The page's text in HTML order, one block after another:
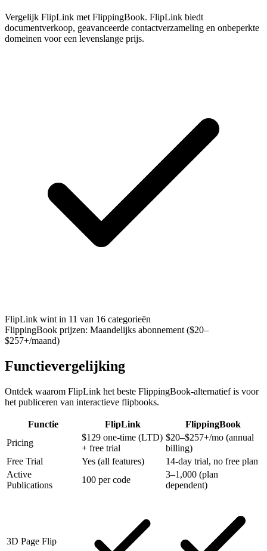
Vergelijk FlipLink met FlippingBook. FlipLink biedt
documentverkoop, geavanceerde contactverzameling en onbeperkte
domeinen voor een levenslange prijs.
FlipLink wint in 11 van 16 categorieën
FlippingBook prijzen: Maandelijks abonnement ($20–
$257+/maand)
Functievergelijking
Ontdek waarom FlipLink het beste FlippingBook-alternatief is voor
het publiceren van interactieve flipbooks.
Functie FlipLink
FlippingBook
Pricing
$129 one-time (LTD)
+ free trial
$20–$257+/mo (annual
billing)
Free Trial
Yes (all features)
14-day trial, no free plan
Active
Publications
100 per code
3–1,000 (plan
dependent)
3D Page Flip